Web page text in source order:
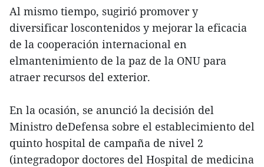
Al mismo tiempo, sugirió promover y
diversificar loscontenidos y mejorar la eficacia
de la cooperación internacional en
elmantenimiento de la paz de la ONU para
atraer recursos del exterior.
En la ocasión, se anunció la decisión del
Ministro deDefensa sobre el establecimiento del
quinto hospital de campaña de nivel 2
(integradopor doctores del Hospital de medicina